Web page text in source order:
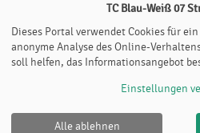
TC Blau-Weiß 07
Dieses Portal verwendet Cookies für
anonyme Analyse des Online-
soll helfen, das Informationsangebot
Einstellungen
Alle ablehnen